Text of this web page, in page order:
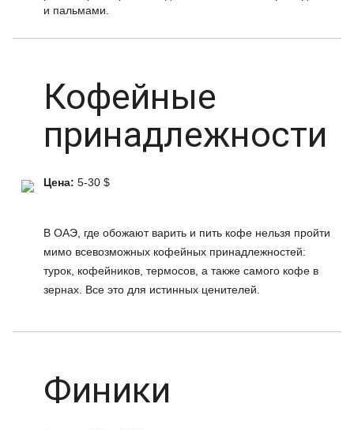
и пальмами.
Кофейные
принадлежности
Цена: 5-30 $
В ОАЭ, где обожают варить и пить кофе нельзя пройти
мимо всевозможных кофейных принадлежностей:
турок, кофейников, термосов, а также самого кофе в
зернах. Все это для истинных ценителей.
Финики